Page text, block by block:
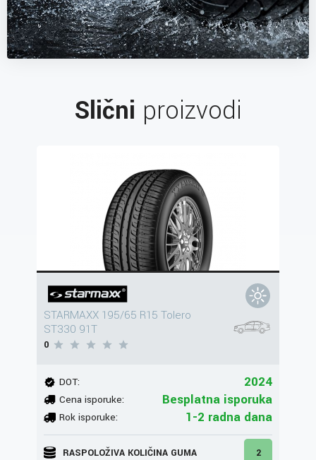
Slični proizvodi
STARMAXX 195/65 R15 Tolero
ST330 91T
0
DOT: 2024
Cena isporuke: Besplatna isporuka
Rok isporuke: 1-2 radna dana
RASPOLOŽIVA KOLIČINA GUMA 2